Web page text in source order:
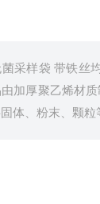
菌采样袋 带铁丝
加厚聚乙烯材
体、粉末、颗